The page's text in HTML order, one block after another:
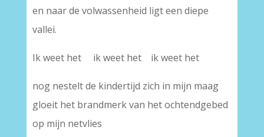
en naar de volwassenheid ligt een diepe
vallei.
Ik weet het ik weet het ik weet het
nog nestelt de kindertijd zich in mijn maag
gloeit het brandmerk van het ochtendgebed
op mijn netvlies